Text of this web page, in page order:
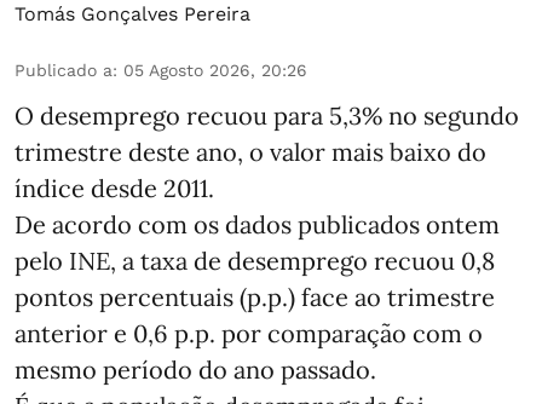
Tomás Gonçalves Pereira
Publicado a: 05 Agosto 2026, 20:26
O desemprego recuou para 5,3% no segundo
trimestre deste ano, o valor mais baixo do
índice desde 2011.
De acordo com os dados publicados ontem
pelo INE, a taxa de desemprego recuou 0,8
pontos percentuais (p.p.) face ao trimestre
anterior e 0,6 p.p. por comparação com o
mesmo período do ano passado.